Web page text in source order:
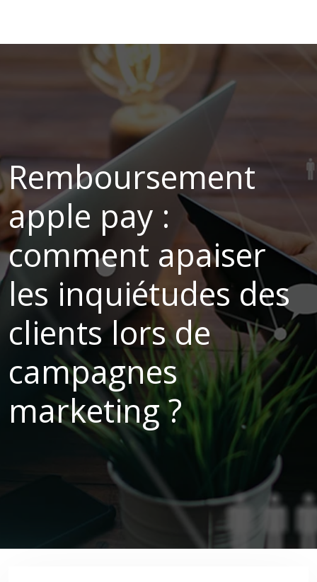
Remboursement
apple pay :
comment apaiser
les inquiétudes des
clients lors de
campagnes
marketing ?